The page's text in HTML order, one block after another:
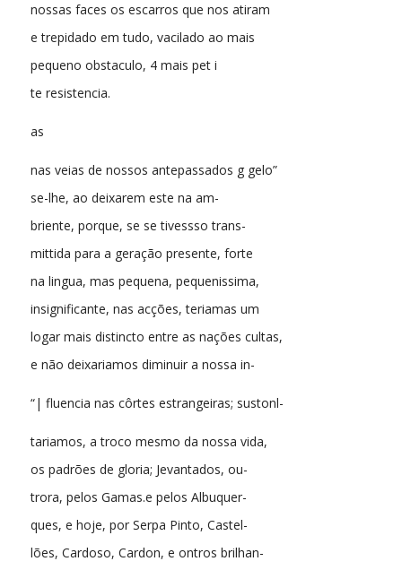
nossas faces os escarros que nos atiram
e trepidado em tudo, vacilado ao mais
pequeno obstaculo, 4 mais pet i
te resistencia.
as
nas veias de nossos antepassados g gelo”
se-lhe, ao deixarem este na am-
briente, porque, se se tivessso trans-
mittida para a geração presente, forte
na lingua, mas pequena, pequenissima,
insignificante, nas acções, teriamas um
logar mais distincto entre as nações cultas,
e não deixariamos diminuir a nossa in-
“| fluencia nas côrtes estrangeiras; sustonl-
tariamos, a troco mesmo da nossa vida,
os padrões de gloria; Jevantados, ou-
trora, pelos Gamas.e pelos Albuquer-
ques, e hoje, por Serpa Pinto, Castel-
lões, Cardoso, Cardon, e ontros brilhan-